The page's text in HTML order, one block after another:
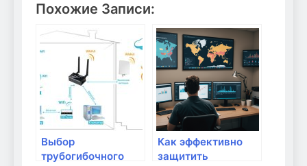
Похожие Записи:
Выбор
трубогибочного
Как эффективно
защитить